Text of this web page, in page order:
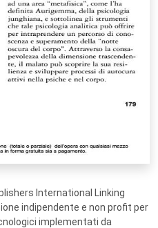
International Linking
indipendente e non profit per
implementati da